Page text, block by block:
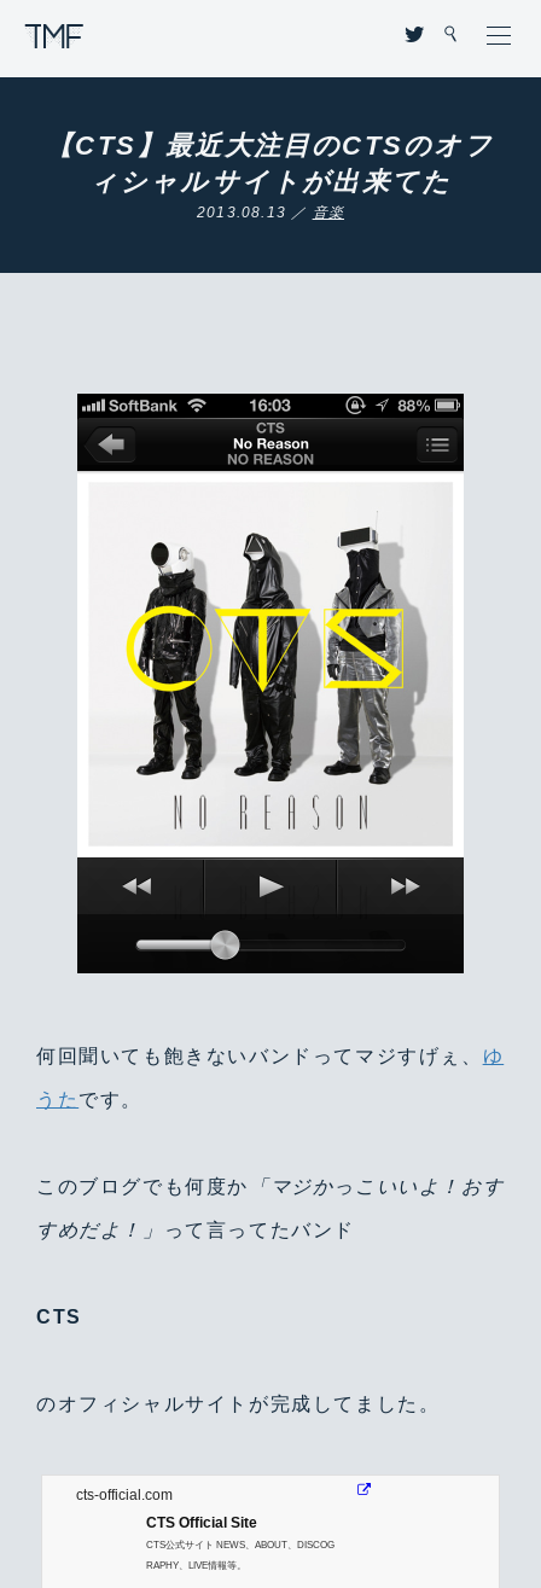
【CTS】最近大注目のCTSのオフ
ィシャルサイトが出来てた
2013.08.13 ／ 音楽
何回聞いても飽きないバンドってマジすげぇ、 ゆ
うた です。
このブログでも何度か 「マジかっこいいよ！おす
すめだよ！」 って言ってたバンド
CTS
のオフィシャルサイトが完成してました。
cts-official.com
CTS Official Site
CTS公式サイト NEWS、ABOUT、DISCOG
RAPHY、LIVE情報等。